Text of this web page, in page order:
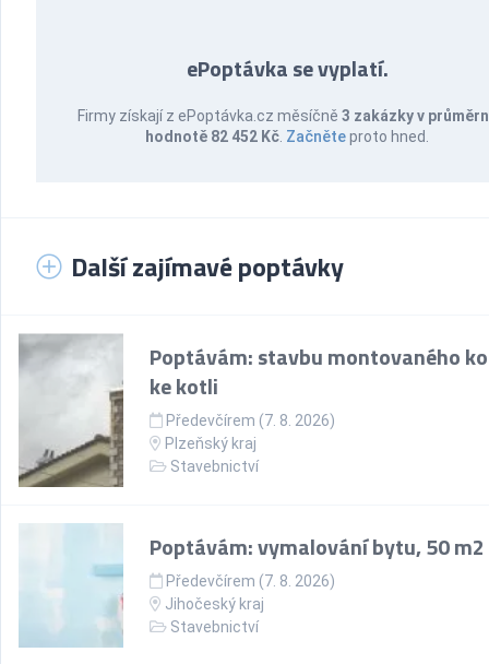
ePoptávka se vyplatí.
Firmy získají z ePoptávka.cz měsíčně 3 zakázky v
hodnotě 82 452 Kč Začněteproto hned.
Další zajímavé poptávky
Poptávám: stavbu montovaného
ke kotli
Předevčírem (7. 8. 2026)
Plzeňský kraj
Stavebnictví
Poptávám: vymalování bytu, 50 m2
Předevčírem (7. 8. 2026)
Jihočeský kraj
Stavebnictví